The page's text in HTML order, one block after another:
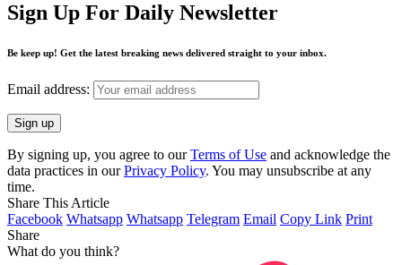
Sign Up For Daily Newsletter
Be keep up! Get the latest breaking news delivered straight to your inbox.
Email address:
By signing up, you agree to ourTerms of Use and acknowledge the
data practices in ourPrivacy Policy. You may unsubscribe at any
time.
Share This Article
Facebook Whatsapp Whatsapp Telegram Email Copy Link Print
Share
What do you think?